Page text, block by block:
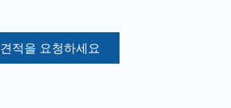
견적을 요청하세요